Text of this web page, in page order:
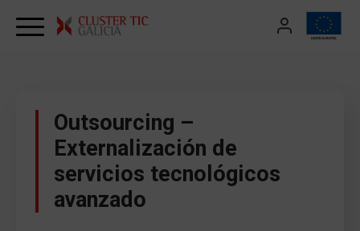
Outsourcing –
Externalización de
servicios tecnológicos
avanzado